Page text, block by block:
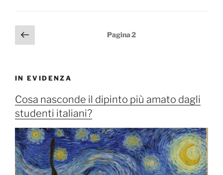
Paginazione
degli
Pagina
precedente
Pagina2
IN EVIDENZA
Cosa nasconde il dipinto più amato dagli
studenti italiani?